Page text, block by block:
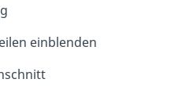
einblenden